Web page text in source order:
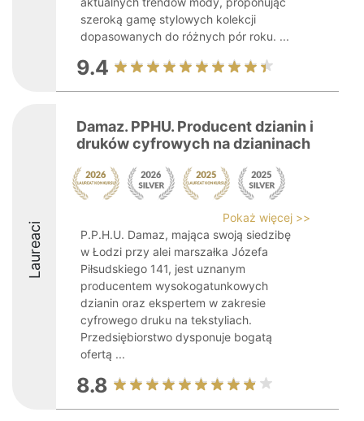
szeroką gamę stylowych kolekcji
dopasowanych do różnych pór roku. ...
9.4
Laureaci
Damaz. PPHU. Producent dzianin i
druków cyfrowych na dzianinach
Pokaż więcej >>
P.P.H.U. Damaz, mająca swoją siedzibę
w Łodzi przy alei marszałka Józefa
Piłsudskiego 141, jest uznanym
producentem wysokogatunkowych
dzianin oraz ekspertem w zakresie
cyfrowego druku na tekstyliach.
Przedsiębiorstwo dysponuje bogatą
ofertą ...
8.8